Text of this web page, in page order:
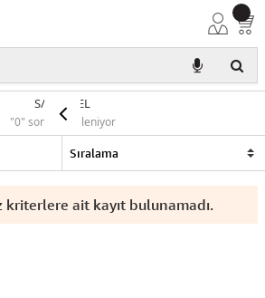
S/A PANEL
"0" sonuç listeleniyor
kriterlere ait kayıt bulunamadı.